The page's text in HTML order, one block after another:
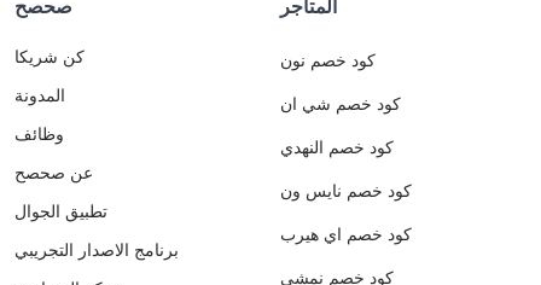
صحصح
كن شريكا
المدونة
وظائف
عن صحصح
تطبيق الجوال
برنامج الاصدار التجريبي
المتاجر
كود خصم نون
كود خصم شي ان
كود خصم النهدي
كود خصم نايس ون
كود خصم اي هيرب
كود خصم نمشي